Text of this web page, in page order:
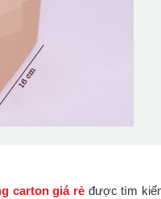
carton giá rẻ được tìm